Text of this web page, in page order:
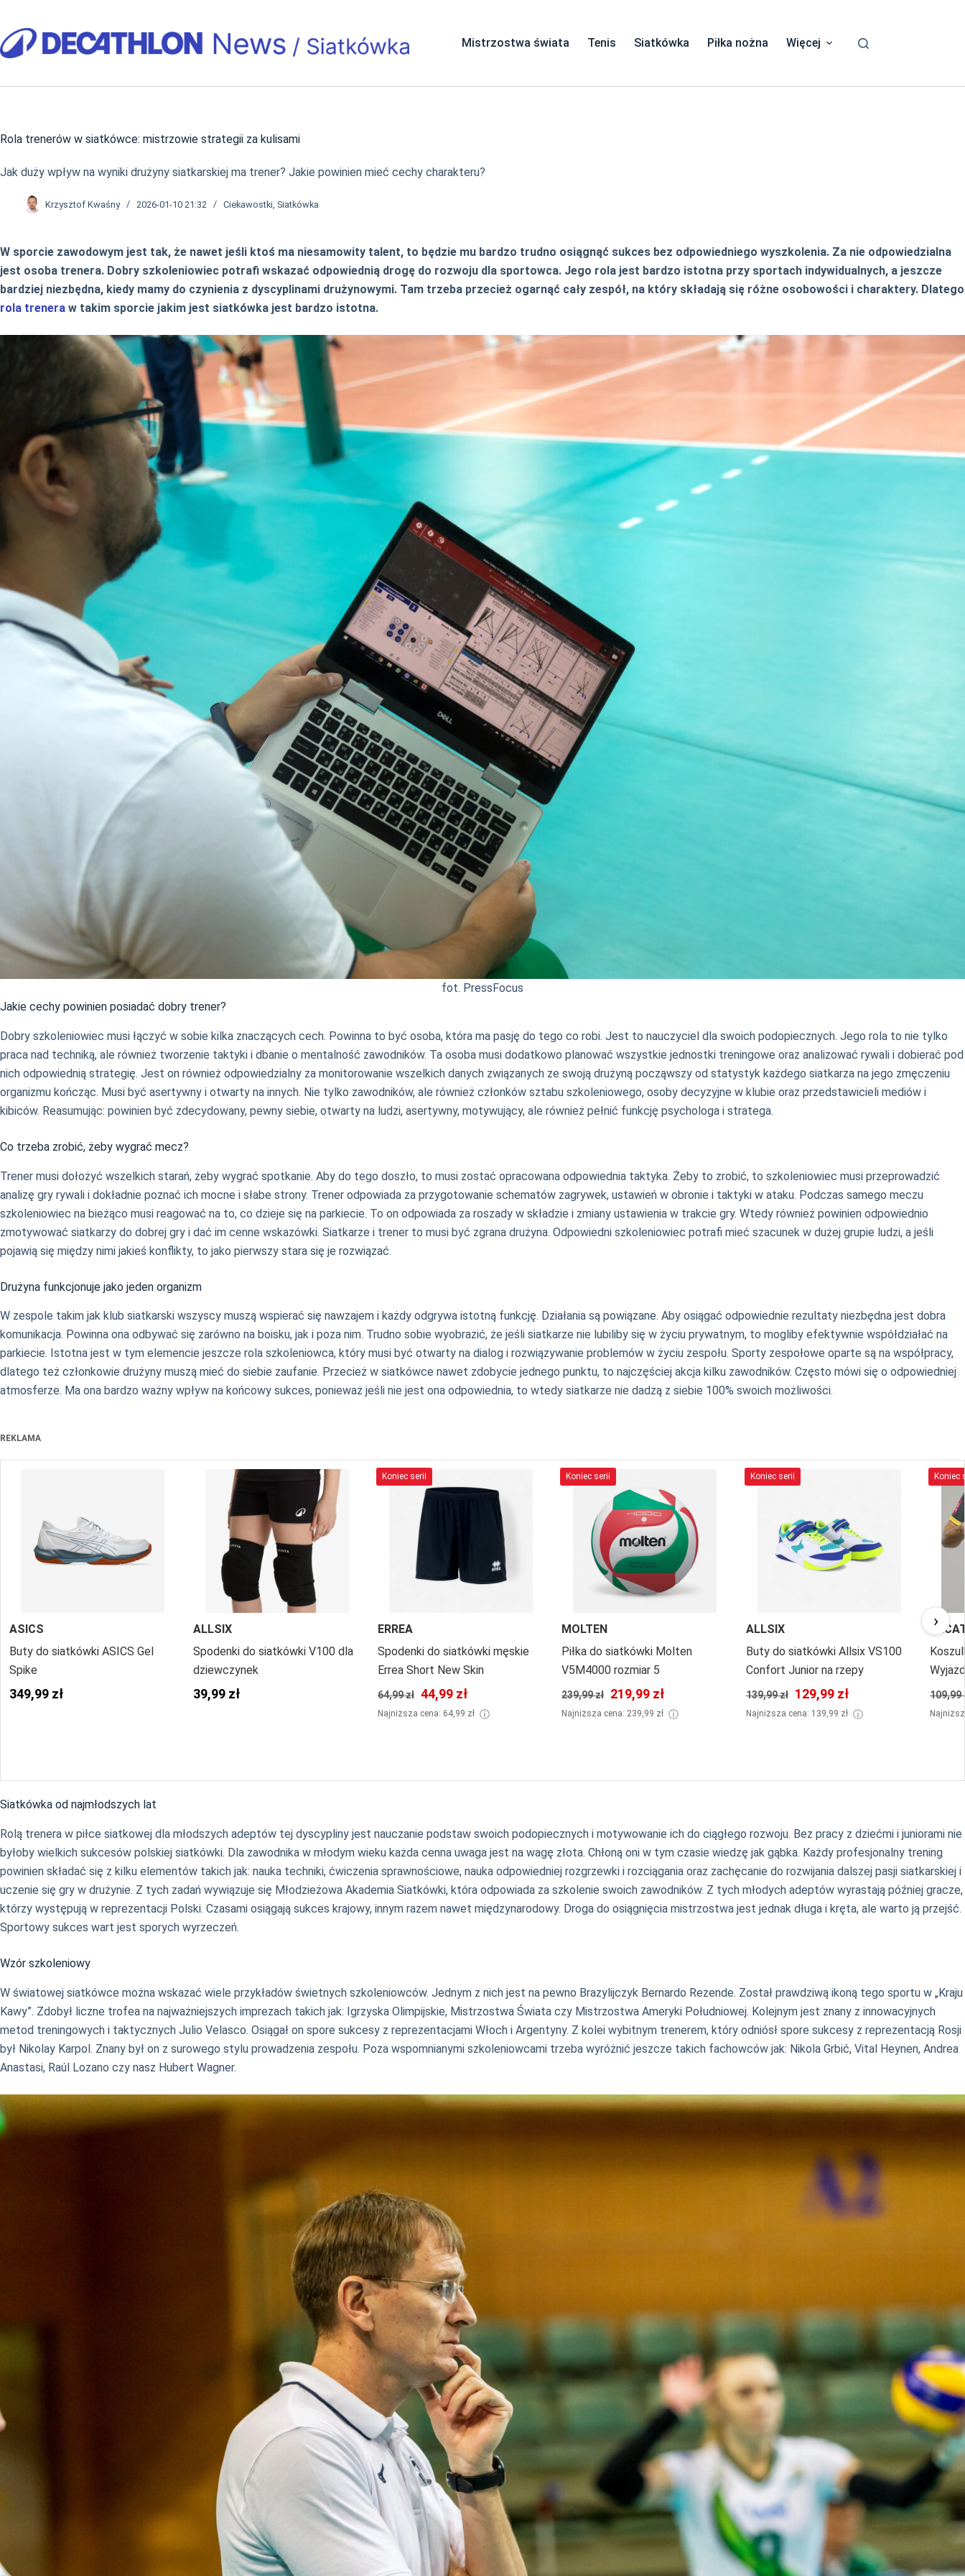
treści
Mistrzostwa świata Tenis Siatkówka Piłka nożna Więcej
Rola trenerów w siatkówce: mistrzowie strategii za kulisami
Jak duży wpływ na wyniki drużyny siatkarskiej ma trener? Jakie powinien mieć cechy charakteru?
Krzysztof Kwaśny 2026-01-10 21:32 Ciekawostki Siatkówka
W sporcie zawodowym jest tak, że nawet jeśli ktoś ma niesamowity talent, to będzie mu bardzo trudno osiągnąć sukces bez odpowiedniego wyszkolenia. Za nie odpowiedzialna
jest osoba trenera. Dobry szkoleniowiec potrafi wskazać odpowiednią drogę do rozwoju dla sportowca. Jego rola jest bardzo istotna przy sportach indywidualnych, a jeszcze
bardziej niezbędna, kiedy mamy do czynienia z dyscyplinami drużynowymi. Tam trzeba przecież ogarnąć cały zespół, na który składają się różne osobowości i charaktery. Dlatego
rola trenera w takim sporcie jakim jest siatkówka jest bardzo istotna.
fot. PressFocus
Jakie cechy powinien posiadać dobry trener?
Dobry szkoleniowiec musi łączyć w sobie kilka znaczących cech. Powinna to być osoba, która ma pasję do tego co robi. Jest to nauczyciel dla swoich podopiecznych. Jego rola to nie tylko
praca nad techniką, ale również tworzenie taktyki i dbanie o mentalność zawodników. Ta osoba musi dodatkowo planować wszystkie jednostki treningowe oraz analizować rywali i dobierać pod
nich odpowiednią strategię. Jest on również odpowiedzialny za monitorowanie wszelkich danych związanych ze swoją drużyną począwszy od statystyk każdego siatkarza na jego zmęczeniu
organizmu kończąc. Musi być asertywny i otwarty na innych. Nie tylko zawodników, ale również członków sztabu szkoleniowego, osoby decyzyjne w klubie oraz przedstawicieli mediów i
kibiców. Reasumując: powinien być zdecydowany, pewny siebie, otwarty na ludzi, asertywny, motywujący, ale również pełnić funkcję psychologa i stratega.
Co trzeba zrobić, żeby wygrać mecz?
Trener musi dołożyć wszelkich starań, żeby wygrać spotkanie. Aby do tego doszło, to musi zostać opracowana odpowiednia taktyka. Żeby to zrobić, to szkoleniowiec musi przeprowadzić
analizę gry rywali i dokładnie poznać ich mocne i słabe strony. Trener odpowiada za przygotowanie schematów zagrywek, ustawień w obronie i taktyki w ataku. Podczas samego meczu
szkoleniowiec na bieżąco musi reagować na to, co dzieje się na parkiecie. To on odpowiada za roszady w składzie i zmiany ustawienia w trakcie gry. Wtedy również powinien odpowiednio
zmotywować siatkarzy do dobrej gry i dać im cenne wskazówki. Siatkarze i trener to musi być zgrana drużyna. Odpowiedni szkoleniowiec potrafi mieć szacunek w dużej grupie ludzi, a jeśli
pojawią się między nimi jakieś konflikty, to jako pierwszy stara się je rozwiązać.
Drużyna funkcjonuje jako jeden organizm
W zespole takim jak klub siatkarski wszyscy muszą wspierać się nawzajem i każdy odgrywa istotną funkcję. Działania są powiązane. Aby osiągać odpowiednie rezultaty niezbędna jest dobra
komunikacja. Powinna ona odbywać się zarówno na boisku, jak i poza nim. Trudno sobie wyobrazić, że jeśli siatkarze nie lubiliby się w życiu prywatnym, to mogliby efektywnie współdziałać na
parkiecie. Istotna jest w tym elemencie jeszcze rola szkoleniowca, który musi być otwarty na dialog i rozwiązywanie problemów w życiu zespołu. Sporty zespołowe oparte są na współpracy,
dlatego też członkowie drużyny muszą mieć do siebie zaufanie. Przecież w siatkówce nawet zdobycie jednego punktu, to najczęściej akcja kilku zawodników. Często mówi się o odpowiedniej
atmosferze. Ma ona bardzo ważny wpływ na końcowy sukces, ponieważ jeśli nie jest ona odpowiednia, to wtedy siatkarze nie dadzą z siebie 100% swoich możliwości.
REKLAMA
ASICS
Buty do siatkówki ASICS Gel
Spike
349,99 zł
ALLSIX
Spodenki do siatkówki V100 dla
dziewczynek
39,99 zł
Koniec serii
ERREA
Spodenki do siatkówki męskie
Errea Short New Skin
64,99 zł 44,99 zł
Najniższa cena: 64,99 zł ⓘ
Koniec serii
MOLTEN
Piłka do siatkówki Molten
V5M4000 rozmiar 5
239,99 zł 219,99 zł
Najniższa cena: 239,99 zł ⓘ
Koniec serii
ALLSIX
Buty do siatkówki Allsix VS100
Confort Junior na rzepy
139,99 zł 129,99 zł
Najniższa cena: 139,99 zł ⓘ
Koniec
109,99
›
Siatkówka od najmłodszych lat
Rolą trenera w piłce siatkowej dla młodszych adeptów tej dyscypliny jest nauczanie podstaw swoich podopiecznych i motywowanie ich do ciągłego rozwoju. Bez pracy z dziećmi i juniorami nie
byłoby wielkich sukcesów polskiej siatkówki. Dla zawodnika w młodym wieku każda cenna uwaga jest na wagę złota. Chłoną oni w tym czasie wiedzę jak gąbka. Każdy profesjonalny trening
powinien składać się z kilku elementów takich jak: nauka techniki, ćwiczenia sprawnościowe, nauka odpowiedniej rozgrzewki i rozciągania oraz zachęcanie do rozwijania dalszej pasji siatkarskiej i
uczenie się gry w drużynie. Z tych zadań wywiązuje się Młodzieżowa Akademia Siatkówki, która odpowiada za szkolenie swoich zawodników. Z tych młodych adeptów wyrastają później gracze,
którzy występują w reprezentacji Polski. Czasami osiągają sukces krajowy, innym razem nawet międzynarodowy. Droga do osiągnięcia mistrzostwa jest jednak długa i kręta, ale warto ją przejść.
Sportowy sukces wart jest sporych wyrzeczeń.
Wzór szkoleniowy
W światowej siatkówce można wskazać wiele przykładów świetnych szkoleniowców. Jednym z nich jest na pewno Brazylijczyk Bernardo Rezende. Został prawdziwą ikoną tego sportu w „Kraju
Kawy”. Zdobył liczne trofea na najważniejszych imprezach takich jak: Igrzyska Olimpijskie, Mistrzostwa Świata czy Mistrzostwa Ameryki Południowej. Kolejnym jest znany z innowacyjnych
metod treningowych i taktycznych Julio Velasco. Osiągał on spore sukcesy z reprezentacjami Włoch i Argentyny. Z kolei wybitnym trenerem, który odniósł spore sukcesy z reprezentacją Rosji
był Nikolay Karpol. Znany był on z surowego stylu prowadzenia zespołu. Poza wspomnianymi szkoleniowcami trzeba wyróżnić jeszcze takich fachowców jak: Nikola Grbić, Vital Heynen, Andrea
Anastasi, Raúl Lozano czy nasz Hubert Wagner.